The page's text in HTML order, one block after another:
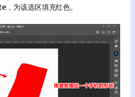
，为该选区填充红色。